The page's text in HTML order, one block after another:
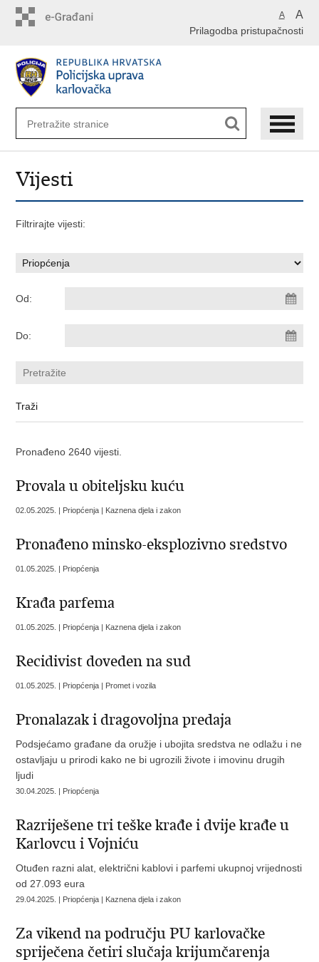
A A
Prilagodba pristupačnosti
Vijesti
Filtrirajte vijesti:
Od:
Do:
Pronađeno 2640 vijesti.
Provala u obiteljsku kuću
02.05.2025. | Priopćenja | Kaznena djela i zakon
Pronađeno minsko-eksplozivno sredstvo
01.05.2025. | Priopćenja
Krađa parfema
01.05.2025. | Priopćenja | Kaznena djela i zakon
Recidivist doveden na sud
01.05.2025. | Priopćenja | Promet i vozila
Pronalazak i dragovoljna predaja
Podsjećamo građane da oružje i ubojita sredstva ne odlažu i ne
ostavljaju u prirodi kako ne bi ugrozili živote i imovinu drugih
ljudi
30.04.2025. | Priopćenja
Razriješene tri teške krađe i dvije krađe u
Karlovcu i Vojniću
Otuđen razni alat, električni kablovi i parfemi ukupnoj vrijednosti
od 27.093 eura
29.04.2025. | Priopćenja | Kaznena djela i zakon
Za vikend na području PU karlovačke
spriječena četiri slučaja krijumčarenja